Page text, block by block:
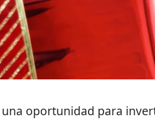
una oportunidad para